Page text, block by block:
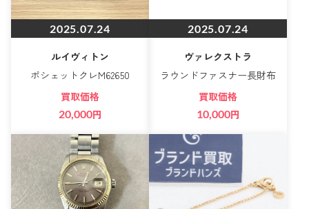
2025.07.24
ルイヴィトン
ポシェットクレM62650
買取価格
20,000円
2025.07.24
ヴァレクストラ
ラウンドファスナー長財布
買取価格
10,000円